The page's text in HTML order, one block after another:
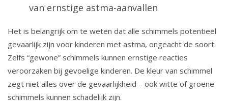
van ernstige astma-aanvallen
Het is belangrijk om te weten dat alle schimmels potentieel
gevaarlijk zijn voor kinderen met astma, ongeacht de soort.
Zelfs “gewone” schimmels kunnen ernstige reacties
veroorzaken bij gevoelige kinderen. De kleur van schimmel
zegt niet alles over de gevaarlijkheid – ook witte of groene
schimmels kunnen schadelijk zijn.